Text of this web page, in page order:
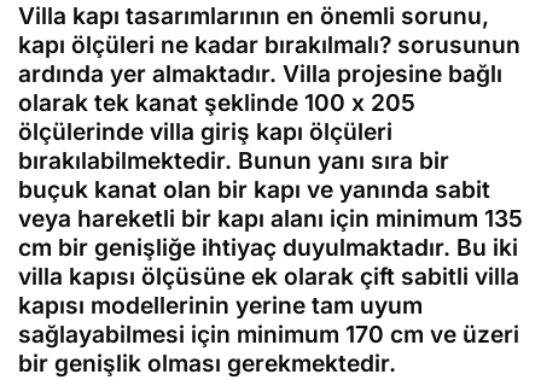
Villa kapı tasarımlarının en önemli sorunu,
kapı ölçüleri ne kadar bırakılmalı? sorusunun
ardında yer almaktadır. Villa projesine bağlı
olarak tek kanat şeklinde 100 x 205
ölçülerinde villa giriş kapı ölçüleri
bırakılabilmektedir. Bunun yanı sıra bir
buçuk kanat olan bir kapı ve yanında sabit
veya hareketli bir kapı alanı için minimum 135
cm bir genişliğe ihtiyaç duyulmaktadır. Bu iki
villa kapısı ölçüsüne ek olarak çift sabitli villa
kapısı modellerinin yerine tam uyum
sağlayabilmesi için minimum 170 cm ve üzeri
bir genişlik olması gerekmektedir.